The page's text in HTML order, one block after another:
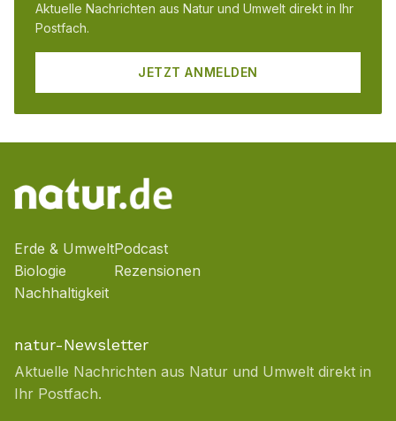
Aktuelle Nachrichten aus Natur und Umwelt direkt in Ihr
Postfach.
JETZT ANMELDEN
Erde & Umwelt
Biologie
Nachhaltigkeit
Podcast
Rezensionen
natur-Newsletter
Aktuelle Nachrichten aus Natur und Umwelt direkt in
Ihr Postfach.